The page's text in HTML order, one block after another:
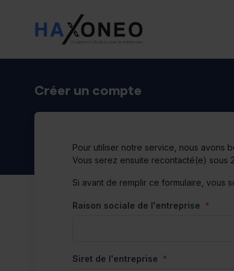
Créer un compte
Pour utiliser notre service, nous avons
Vous serez ensuite recontacté(e) sous
Si avant de remplir ce formulaire, vous
Raison sociale de l'entreprise *
Siret de l'entreprise *